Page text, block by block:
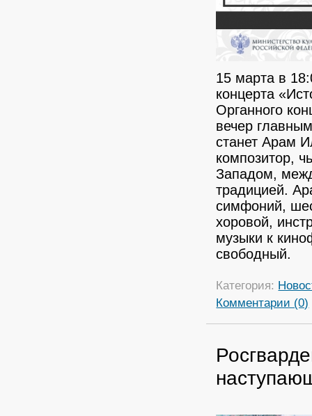
15 марта в
концерта
Органного
вечер
станет Арам
композитор,
Западом,
традицией.
симфоний,
хоровой,
музыки к
свободный.
Категория:
Комментарии (0)